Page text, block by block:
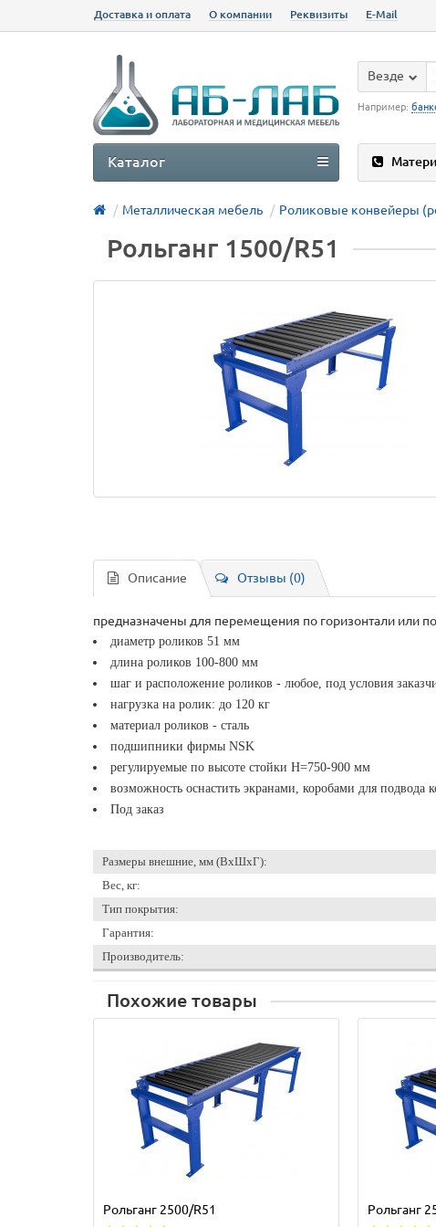
Доставка и оплата О компании Реквизиты E-Mail
Везде
Например:
Каталог
Металлическая мебель Роликовые конвейеры
Рольганг 1500/R51
Описание Отзывы (0)
предназначены для перемещения по горизонтали или
диаметр роликов 51 мм
длина роликов 100-800 мм
шаг и расположение роликов - любое, под условия
нагрузка на ролик: до 120 кг
материал роликов - сталь
подшипники фирмы NSK
регулируемые по высоте стойки Н=750-900 мм
возможность оснастить экранами, коробами для подвода
Под заказ
Размеры внешние, мм (ВхШхГ):
Вес, кг:
Тип покрытия:
Гарантия:
Производитель:
Похожие товары
Рольганг 2500/R51 Рольганг